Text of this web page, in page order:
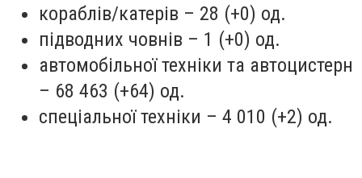
кораблів/катерів – 28 (+0) од.
підводних човнів – 1 (+0) од.
автомобільної техніки та автоцистерн
– 68 463 (+64) од.
спеціальної техніки – 4 010 (+2) од.